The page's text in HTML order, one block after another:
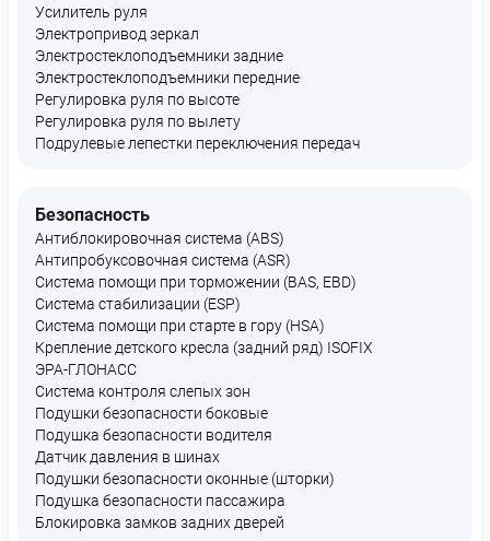
Усилитель руля
Электропривод зеркал
Электростеклоподъемники задние
Электростеклоподъемники передние
Регулировка руля по высоте
Регулировка руля по вылету
Подрулевые лепестки переключения передач
Безопасность
Антиблокировочная система (ABS)
Антипробуксовочная система (ASR)
Система помощи при торможении (BAS, EBD)
Система стабилизации (ESP)
Система помощи при старте в гору (HSA)
Крепление детского кресла (задний ряд) ISOFIX
ЭРА-ГЛОНАСС
Система контроля слепых зон
Подушки безопасности боковые
Подушка безопасности водителя
Датчик давления в шинах
Подушки безопасности оконные (шторки)
Подушка безопасности пассажира
Блокировка замков задних дверей